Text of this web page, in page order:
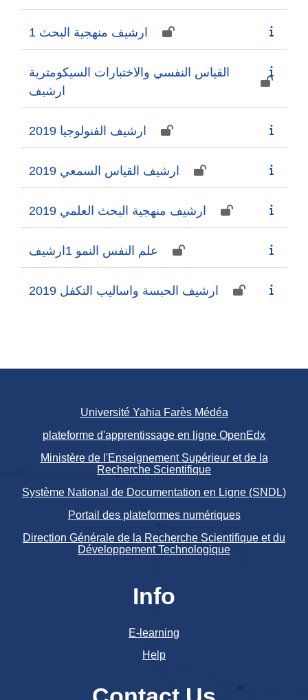
ارشيف منهجية البحث 1
القياس النفسي والاختبارات السيكومترية
ارشيف
ارشيف الفنولوجيا 2019
ارشيف القياس السمعي 2019
2019 ارشيف منهجية البحث العلمي
علم النفس النمو 1ارشيف
ارشيف الحبسة واساليب التكفل 2019
Université Yahia Farès Médéa
plateforme d'apprentissage en ligne OpenEdx
Ministère de l'Enseignement Supérieur et de la
Recherche Scientifique
Système National de Documentation en Ligne (SNDL)
Portail des plateformes numériques
Direction Générale de la Recherche Scientifique et du
Développement Technologique
Info
E-learning
Help